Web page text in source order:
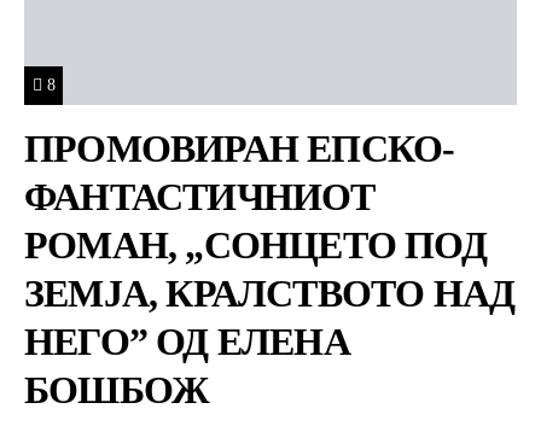
8
ПРОМОВИРАН ЕПСКО-
ФАНТАСТИЧНИОТ
РОМАН, „СОНЦЕТО ПОД
ЗЕМЈА, КРАЛСТВОТО НАД
НЕГО” ОД ЕЛЕНА
БОШБОЖ